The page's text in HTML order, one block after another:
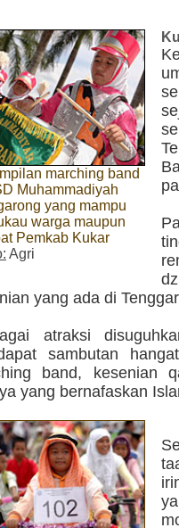
marching band
Muhammadiyah
yang mampu
warga maupun
Pemkab Kukar
Agri
yang ada di
atraksi
sambutan
band, kesenian
yang bernafaskan